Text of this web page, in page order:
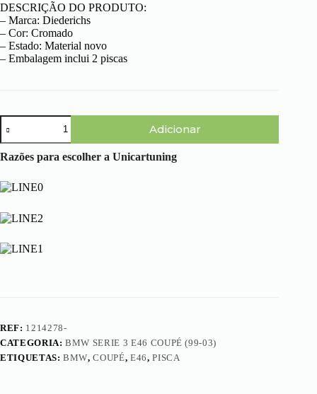
DESCRIÇÃO DO PRODUTO:
– Marca: Diederichs
– Cor: Cromado
– Estado: Material novo
– Embalagem inclui 2 piscas
Quantidade
de
BMW
Serie
E46
Coupé
03)
Piscas
Cristal
Adicionar
Razões para escolher a Unicartuning
REF: 1214278-
CATEGORIA:BMW SERIE 3 E46 COUPÉ (99-03)
ETIQUETAS:BMW,COUPÉ, E46,PISCA